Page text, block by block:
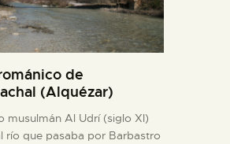
de
(Alquézar)
musulmán Al Udrí (siglo XI)
río que pasaba por Barbastro